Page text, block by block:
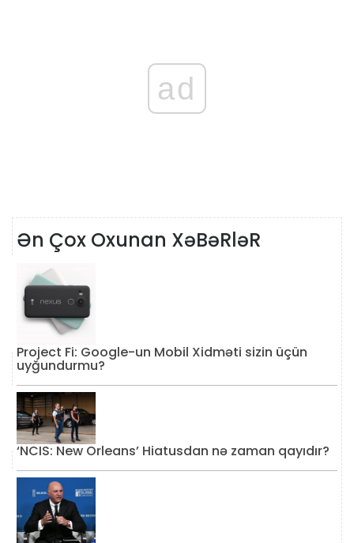
ad
Ən Çox Oxunan XəBəRləR
Project Fi: Google-un Mobil Xidməti sizin üçün
uyğundurmu?
‘NCIS: New Orleans’ Hiatusdan nə zaman qayıdır?